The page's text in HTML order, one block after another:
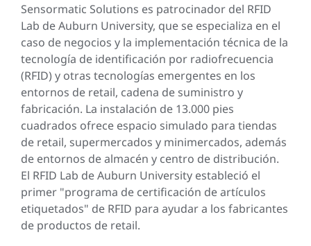
Sensormatic Solutions es patrocinador del RFID
Lab de Auburn University, que se especializa en el
caso de negocios y la implementación técnica de la
tecnología de identificación por radiofrecuencia
(RFID) y otras tecnologías emergentes en los
entornos de retail, cadena de suministro y
fabricación. La instalación de 13.000 pies
cuadrados ofrece espacio simulado para tiendas
de retail, supermercados y minimercados, además
de entornos de almacén y centro de distribución.
El RFID Lab de Auburn University estableció el
primer "programa de certificación de artículos
etiquetados" de RFID para ayudar a los fabricantes
de productos de retail.